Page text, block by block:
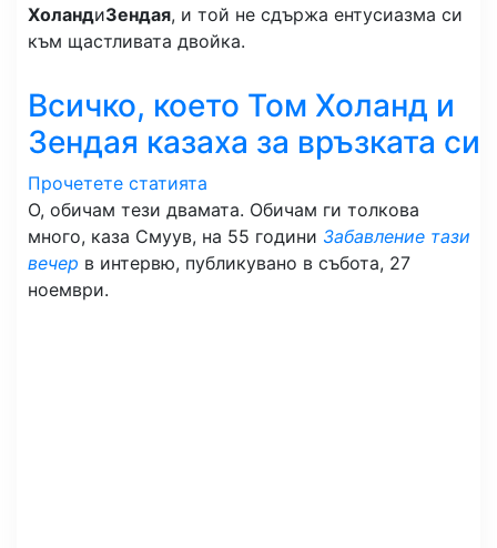
ХоландиЗендая, и той не сдържа ентусиазма си
към щастливата двойка.
Всичко, което Том Холанд и
Зендая казаха за връзката си
Прочетете статията
О, обичам тези двамата. Обичам ги толкова
много, каза Смуув, на 55 години Забавление тази
вечер в интервю, публикувано в събота, 27
ноември.